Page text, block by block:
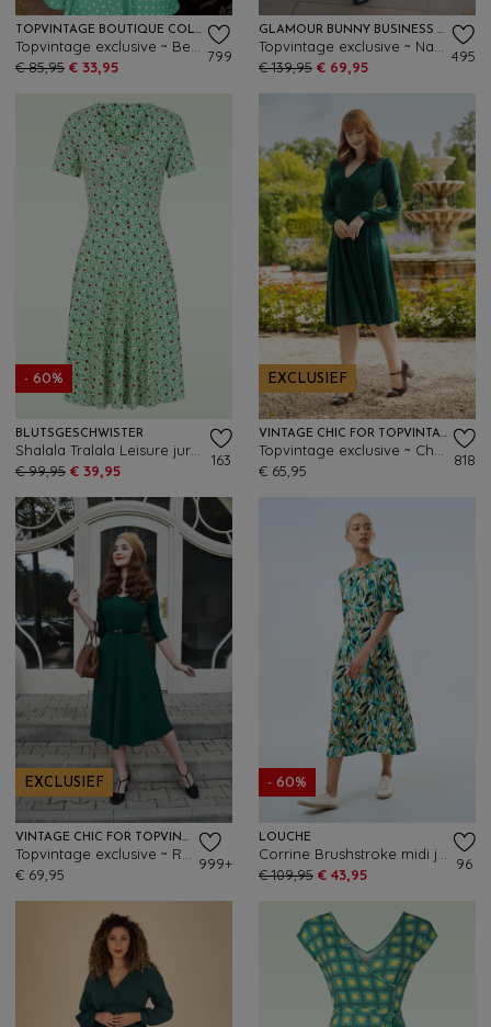
TOPVINTAGE BOUTIQUE COLLECTION
€ 85,95 € 33,95
799
GLAMOUR BUNNY BUSINESS BABE
€ 139,95 € 69,95
495
- 60%
BLUTSGESCHWISTER
€ 99,95 € 39,95
163
EXCLUSIEF
VINTAGE CHIC FOR TOPVINTAGE
€ 65,95
818
EXCLUSIEF
VINTAGE CHIC FOR TOPVINTAGE
€ 69,95
999+
- 60%
LOUCHE
€ 109,95 € 43,95
96